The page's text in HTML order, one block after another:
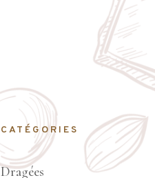
CATÉGORIES
Dragées